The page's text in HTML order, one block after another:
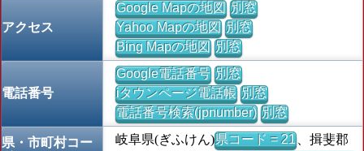
アクセス
Google Mapの地図 別窓
Yahoo Mapの地図 別窓
Bing Mapの地図 別窓
電話番号
Google電話番号 別窓
iタウンページ電話帳 別窓
電話番号検索(jpnumber) 別窓
県・市町村コー
岐阜県(ぎふけん)県コード = 21、揖斐郡